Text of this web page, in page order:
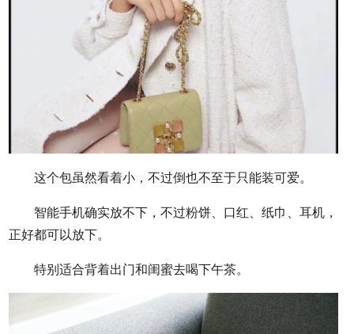
这个包虽然看着小，不过倒也不至于只能装可爱。
智能手机确实放不下，不过粉饼、口红、纸巾、耳机，
正好都可以放下。
特别适合背着出门和闺蜜去喝下午茶。